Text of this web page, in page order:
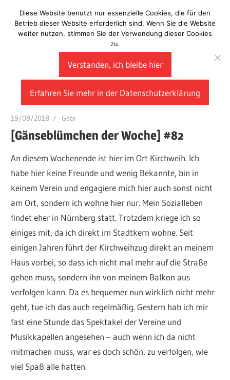
Inhalt
springen
Laberladen
19/08/2018 Gabi
[Gänseblümchen der Woche] #82
An diesem Wochenende ist hier im Ort Kirchweih. Ich
habe hier keine Freunde und wenig Bekannte, bin in
keinem Verein und engagiere mich hier auch sonst nicht
am Ort, sondern ich wohne hier nur. Mein Sozialleben
findet eher in Nürnberg statt. Trotzdem kriege ich so
einiges mit, da ich direkt im Stadtkern wohne. Seit
einigen Jahren führt der Kirchweihzug direkt an meinem
Haus vorbei, so dass ich nicht mal mehr auf die Straße
gehen muss, sondern ihn von meinem Balkon aus
verfolgen kann. Da es bequemer nun wirklich nicht mehr
geht, tue ich das auch regelmäßig. Gestern hab ich mir
fast eine Stunde das Spektakel der Vereine und
Musikkapellen angesehen – auch wenn ich da nicht
mitmachen muss, war es doch schön, zu verfolgen, wie
viel Spaß alle hatten.
Diese Website benutzt nur essenzielle Cookies, die für den
Betrieb dieser Website erforderlich sind. Wenn Sie die Website
weiter nutzen, stimmen Sie der Verwendung dieser Cookies
zu.
Verstanden, ich bleibe hier
Erfahren Sie mehr in der Datenschutzerklärung